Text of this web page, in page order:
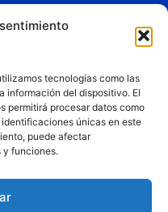
tecnologías como las
información del dispositivo. El
permitirá procesar datos como
únicas en este
puede afectar
y funciones.
de uso
los derechos reservados
Studio